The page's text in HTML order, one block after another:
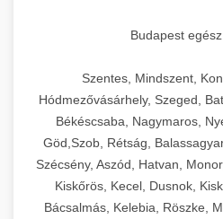
Hatékony lezárási és
chef-
kereskedelmi
professzionális
kapacitású sütő- és
hőmérséklet-
chef-
kereskedelmi
❄️ 25. Ipari
Professzionális
kereskedelmi
Energiahatékony hűtési
💧 26. Ipari
Kereskedelmi
Budapest
Szentes, Mindszent,
Hódmezővásárhely, Szeged,
Békéscsaba, Nagymaros,
Göd,Szob, Rétság,
Szécsény, Aszód, Hatvan,
Kiskőrös, Kecel, Dusnok,
Bácsalmás, Kelebia, Röszke,